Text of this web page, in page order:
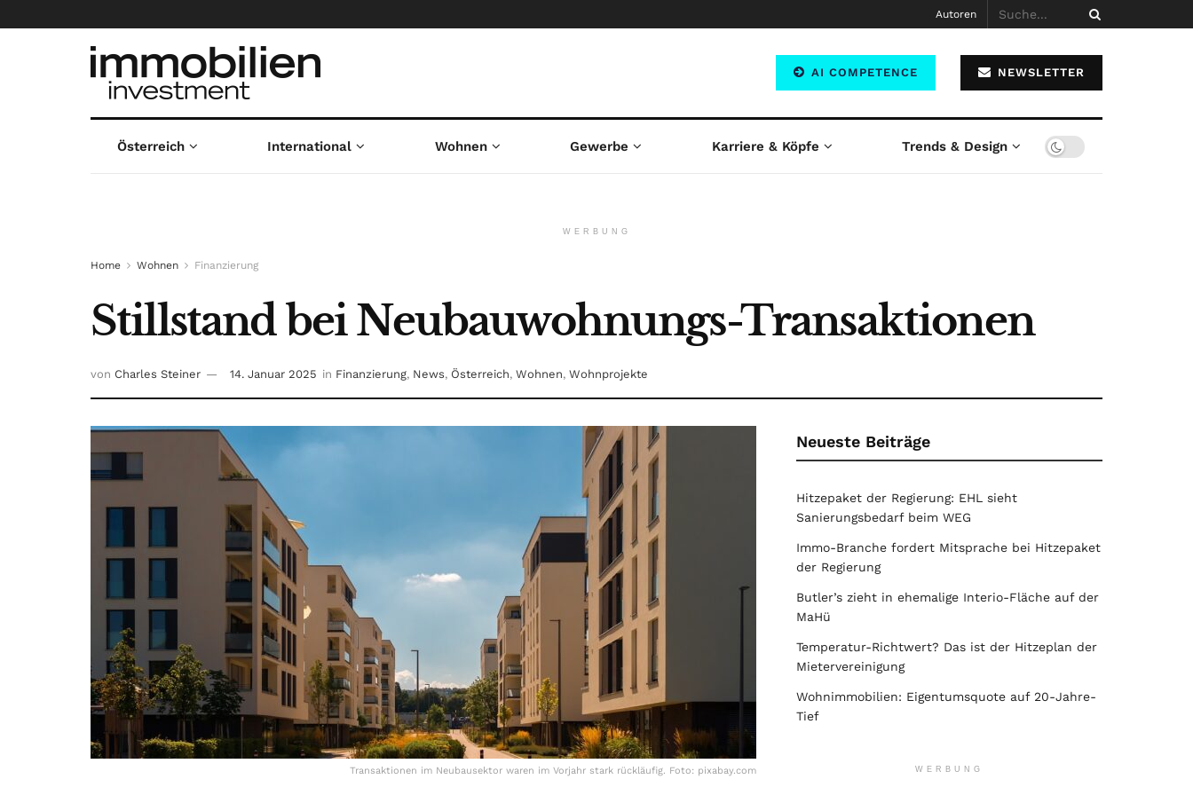
Autoren
AI COMPETENCE NEWSLETTER
Österreich International Wohnen Gewerbe Karriere & Köpfe Trends & Design
WERBUNG
Home Wohnen Finanzierung
Stillstand bei Neubauwohnungs-Transaktionen
von Charles Steiner 14. Januar 2025 in Finanzierung, News, Österreich, Wohnen, Wohnprojekte
Transaktionen im Neubausektor waren im Vorjahr stark rückläufig. Foto: pixabay.com
Neueste Beiträge
Hitzepaket der Regierung: EHL sieht
Sanierungsbedarf beim WEG
Immo-Branche fordert Mitsprache bei Hitzepaket
der Regierung
Butler’s zieht in ehemalige Interio-Fläche auf der
MaHü
Temperatur-Richtwert? Das ist der Hitzeplan der
Mietervereinigung
Wohnimmobilien: Eigentumsquote auf 20-Jahre-
Tief
WERBUNG